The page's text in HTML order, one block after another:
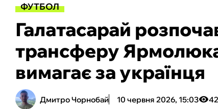
ФУТБОЛ
Галатасарай
трансферу
вимагає за українця
Дмитро Чорнобай 10 червня 2026, 15:03